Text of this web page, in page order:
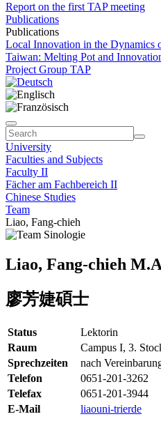
Report on the first TAP meeting
Publications
Publications
Local Innovation in the Dynamics
Taiwan: Melting Pot and
Project Group TAP
University
Faculties and Subjects
Faculty II
Fächer am Fachbereich II
Chinese Studies
Team
Liao, Fang-chieh
Liao, Fang-chieh
廖芳婕碩士
Status
Lektorin
Raum
Campus I, 3.
Sprechzeiten
nach
Telefon
0651-201-3262
Telefax
0651-201-3944
E-Mail
liaouni-trierde